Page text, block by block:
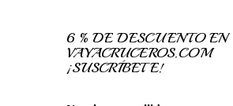
6 % DE DESCUENTO EN
VAYACRUCEROS.COM
¡SUSCRÍBETE!